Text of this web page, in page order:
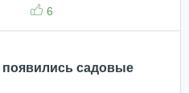
6
появились садовые